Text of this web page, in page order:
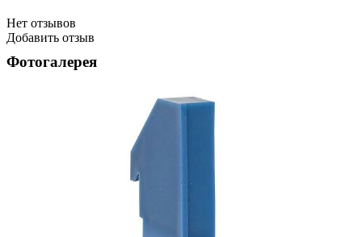
Нет отзывов
Добавить отзыв
Фотогалерея